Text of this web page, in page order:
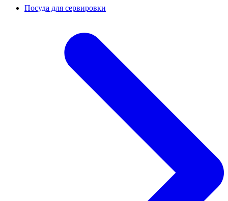
Посуда для сервировки